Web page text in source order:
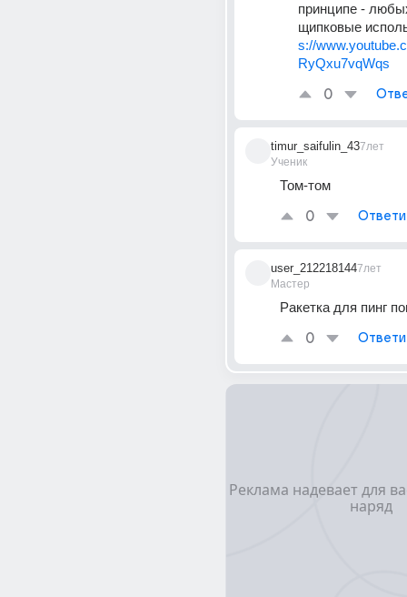
принципе -
щипковые
s://
RyQxu7vqWqs
0
timur_saifulin_43
Ученик
7лет
Том-том
0
user_212218144
Мастер
7лет
Ракетка для пинг
0